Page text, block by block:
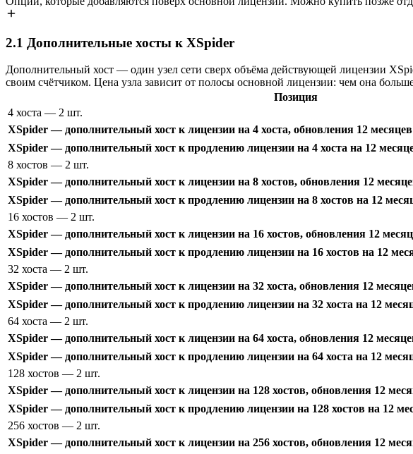
2.1 Дополнительные хосты к XSpider
Дополнительный хост — один узел сети сверх объёма действующей лицензии
своим счётчиком. Цена узла зависит от полосы основной лицензии: чем она
Позиция
4 хоста — 2 шт.
XSpider — дополнительный хост к лицензии на 4 хоста, обновления 12 месяцев
XSpider — дополнительный хост к продлению лицензии на 4 хоста на 12
8 хостов — 2 шт.
XSpider — дополнительный хост к лицензии на 8 хостов, обновления 12
XSpider — дополнительный хост к продлению лицензии на 8 хостов на 12
16 хостов — 2 шт.
XSpider — дополнительный хост к лицензии на 16 хостов, обновления 12
XSpider — дополнительный хост к продлению лицензии на 16 хостов на 12
32 хоста — 2 шт.
XSpider — дополнительный хост к лицензии на 32 хоста, обновления 12
XSpider — дополнительный хост к продлению лицензии на 32 хоста на 12
64 хоста — 2 шт.
XSpider — дополнительный хост к лицензии на 64 хоста, обновления 12
XSpider — дополнительный хост к продлению лицензии на 64 хоста на 12
128 хостов — 2 шт.
XSpider — дополнительный хост к лицензии на 128 хостов, обновления 12
XSpider — дополнительный хост к продлению лицензии на 128 хостов на 12
256 хостов — 2 шт.
XSpider — дополнительный хост к лицензии на 256 хостов, обновления 12